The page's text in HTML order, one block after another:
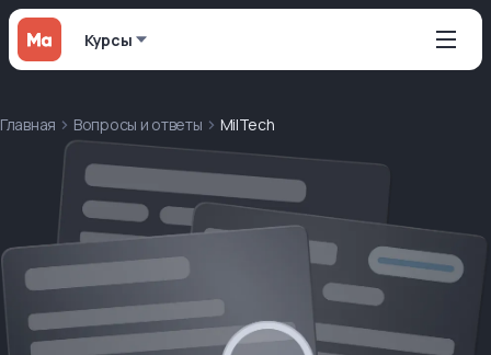
Курсы
Главная Вопросы и ответы MilTech